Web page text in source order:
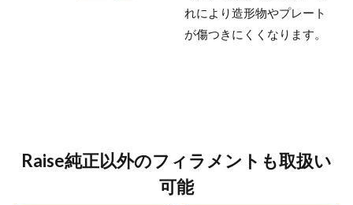
れにより造形物やプレート
が傷つきにくくなります。
Raise純正以外のフィラメントも取扱い
可能